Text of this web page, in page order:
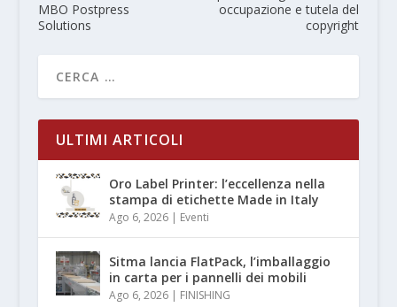
MBO Postpress
Solutions
occupazione e tutela del
copyright
ULTIMI ARTICOLI
Oro Label Printer: l’eccellenza nella
stampa di etichette Made in Italy
Ago 6, 2026| Eventi
Sitma lancia FlatPack, l’imballaggio
in carta per i pannelli dei mobili
Ago 6, 2026| FINISHING